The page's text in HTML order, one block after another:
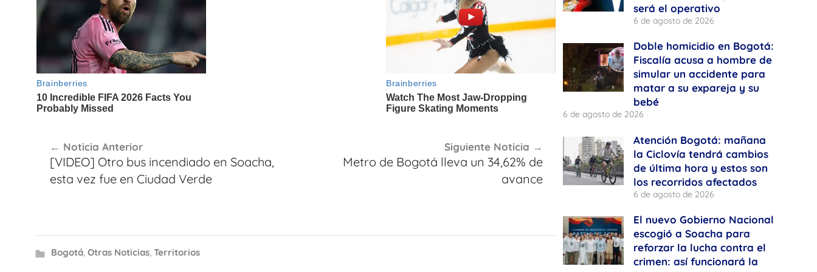
de
entradas
Noticia Anterior
[VIDEO] Otro bus incendiado en Soacha,
esta vez fue en Ciudad Verde
Siguiente Noticia
Metro de Bogotá lleva un 34,62% de
avance
Bogotá, Otras Noticias, Territorios
será el operativo
6 de agosto de 2026
Doble homicidio en Bogotá:
Fiscalía acusa a hombre de
simular un accidente para
matar a su expareja y su
bebé
6 de agosto de 2026
Atención Bogotá: mañana
la Ciclovía tendrá cambios
de última hora y estos son
los recorridos afectados
6 de agosto de 2026
El nuevo Gobierno Nacional
escogió a Soacha para
reforzar la lucha contra el
crimen: así funcionará la